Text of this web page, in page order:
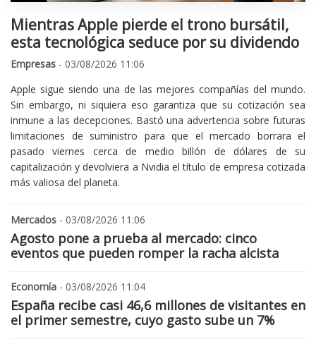
Mientras Apple pierde el trono bursátil,
esta tecnológica seduce por su dividendo
Empresas - 03/08/2026 11:06
Apple sigue siendo una de las mejores compañías del mundo.
Sin embargo, ni siquiera eso garantiza que su cotización sea
inmune a las decepciones. Bastó una advertencia sobre futuras
limitaciones de suministro para que el mercado borrara el
pasado viernes cerca de medio billón de dólares de su
capitalización y devolviera a Nvidia el título de empresa cotizada
más valiosa del planeta.
Mercados - 03/08/2026 11:06
Agosto pone a prueba al mercado: cinco
eventos que pueden romper la racha alcista
Economía - 03/08/2026 11:04
España recibe casi 46,6 millones de visitantes en
el primer semestre, cuyo gasto sube un 7%